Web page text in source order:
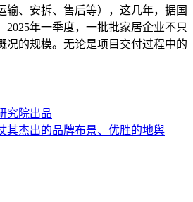
输、安拆、售后等），这几年，据国
2025年一季度，一批批家居企业不只
况的规模。无论是项目交付过程中的
究院出品
其杰出的品牌布景、优胜的地舆